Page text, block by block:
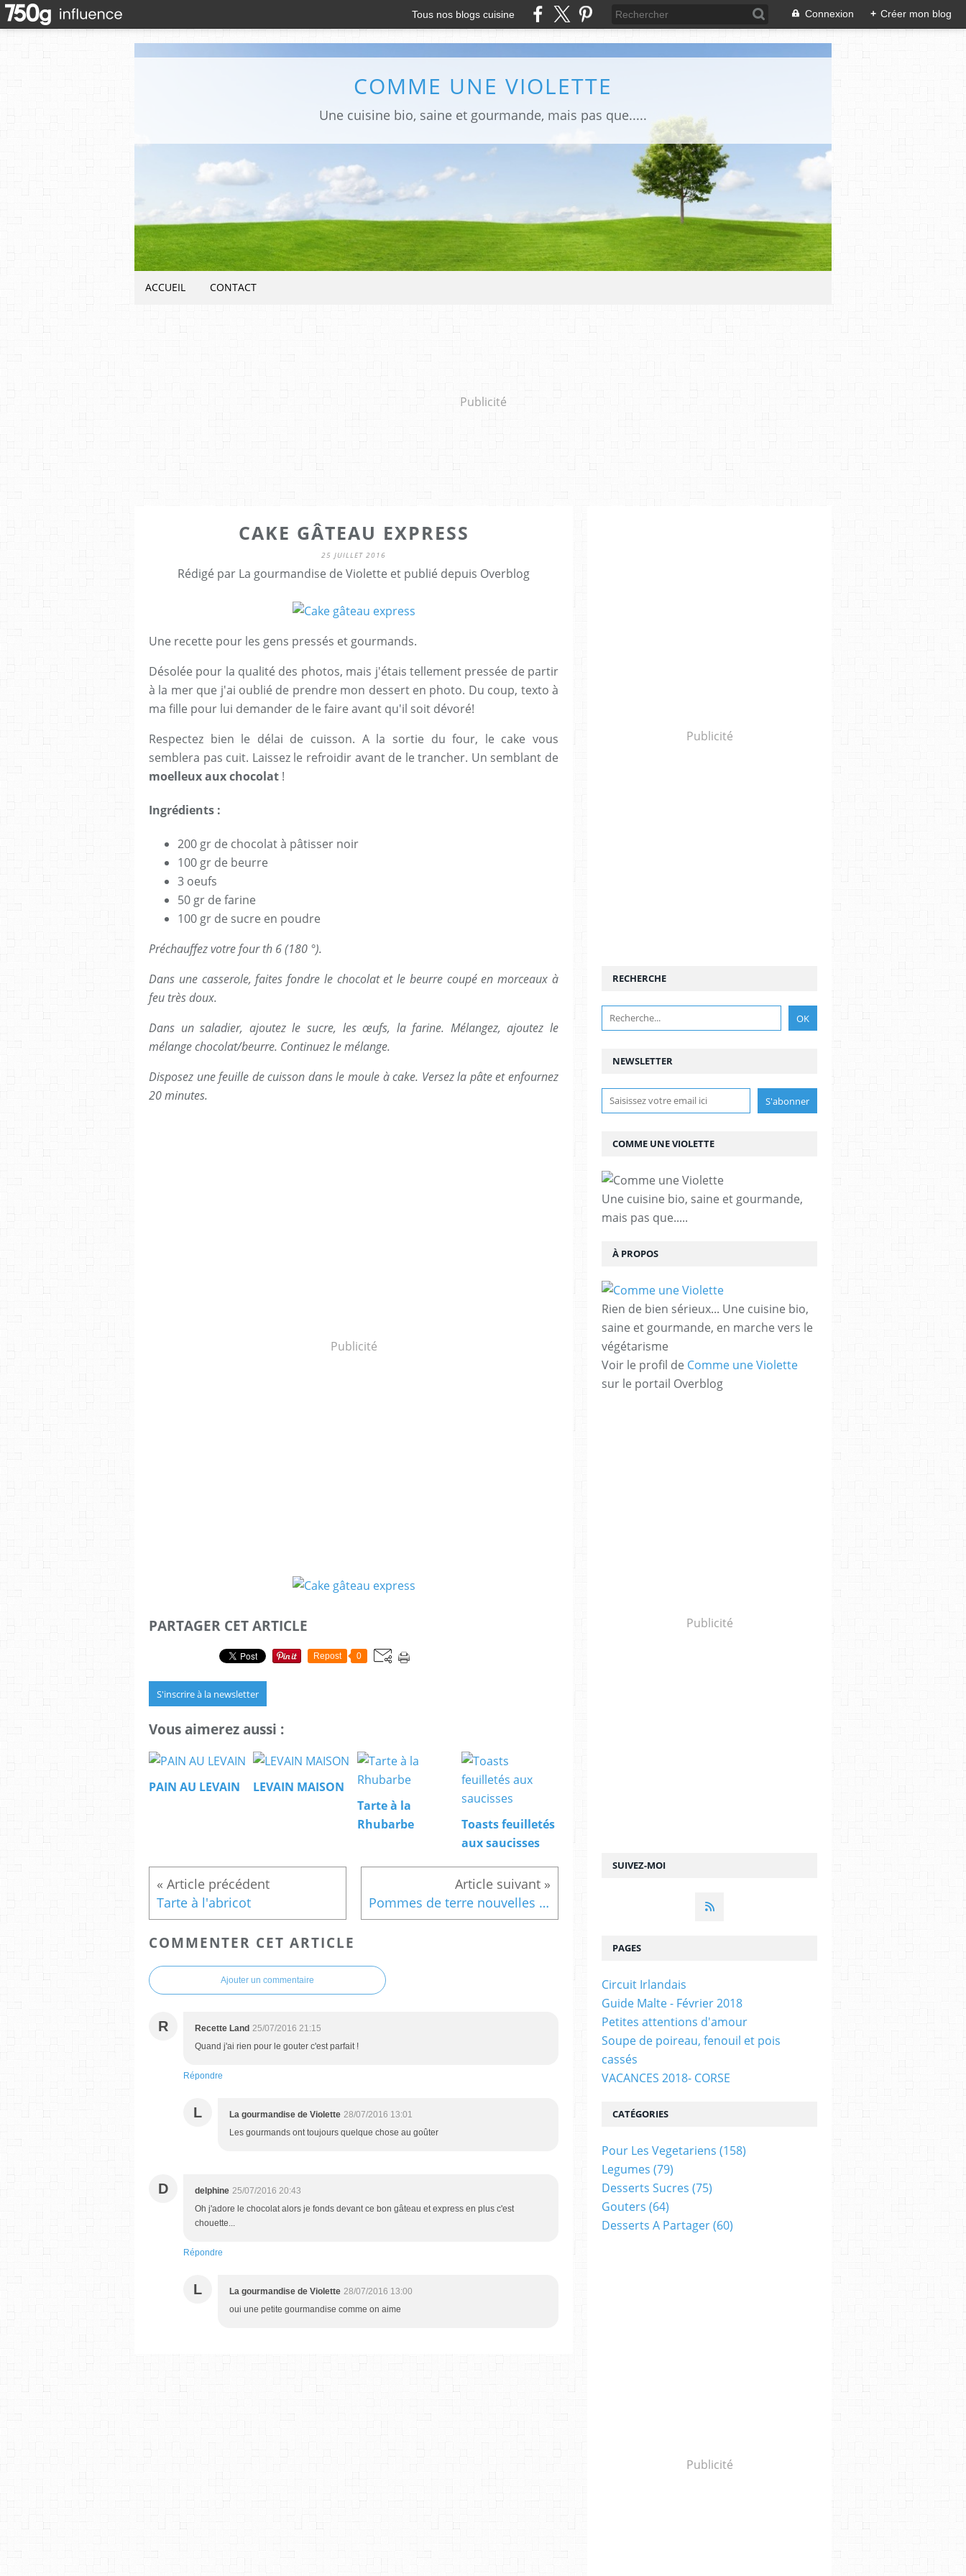
Tous nos blogs cuisine Connexion + Créer mon blog
COMME UNE VIOLETTE
Une cuisine bio, saine et gourmande, mais pas que.....
ACCUEIL CONTACT
Publicité
CAKE GÂTEAU EXPRESS
25 JUILLET 2016
Rédigé par La gourmandise de Violette et publié depuis Overblog
Une recette pour les gens pressés et gourmands.
Désolée pour la qualité des photos, mais j'étais tellement pressée de partir
à la mer que j'ai oublié de prendre mon dessert en photo. Du coup, texto à
ma fille pour lui demander de le faire avant qu'il soit dévoré!
Respectez bien le délai de cuisson. A la sortie du four, le cake vous
semblera pas cuit. Laissez le refroidir avant de le trancher. Un semblant de
moelleux aux chocolat !
Ingrédients :
200 gr de chocolat à pâtisser noir
100 gr de beurre
3 oeufs
50 gr de farine
100 gr de sucre en poudre
Préchauffez votre four th 6 (180 °).
Dans une casserole, faites fondre le chocolat et le beurre coupé en morceaux à
feu très doux.
Dans un saladier, ajoutez le sucre, les œufs, la farine. Mélangez, ajoutez le
mélange chocolat/beurre. Continuez le mélange.
Disposez une feuille de cuisson dans le moule à cake. Versez la pâte et enfournez
20 minutes.
Publicité
PARTAGER CET ARTICLE
Repost 0
S'inscrire à la newsletter
Vous aimerez aussi :
PAIN AU LEVAIN
LEVAIN MAISON
Tarte à la
Rhubarbe
Toasts feuilletés
aux saucisses
Tarte à l'abricot Pommes de terre nouvelles du jardin
COMMENTER CET ARTICLE
Ajouter un commentaire
R Recette Land 25/07/2016 21:15
Quand j'ai rien pour le gouter c'est parfait !
Répondre
L La gourmandise de Violette 28/07/2016 13:01
Les gourmands ont toujours quelque chose au goûter
D delphine 25/07/2016 20:43
Oh j'adore le chocolat alors je fonds devant ce bon gâteau et express en plus c'est
chouette...
Répondre
L La gourmandise de Violette 28/07/2016 13:00
oui une petite gourmandise comme on aime
Publicité
NEWSLETTER
SUIVEZ-MOI
RECHERCHE
COMME UNE VIOLETTE
Une cuisine bio, saine et gourmande,
mais pas que.....
À PROPOS
Rien de bien sérieux... Une cuisine bio,
saine et gourmande, en marche vers le
végétarisme
Voir le profil de Comme une Violette
sur le portail Overblog
Publicité
PAGES
Circuit Irlandais
Guide Malte - Février 2018
Petites attentions d'amour
Soupe de poireau, fenouil et pois
cassés
VACANCES 2018- CORSE
CATÉGORIES
Pour Les Vegetariens (158)
Legumes (79)
Desserts Sucres (75)
Gouters (64)
Desserts A Partager(60)
Publicité